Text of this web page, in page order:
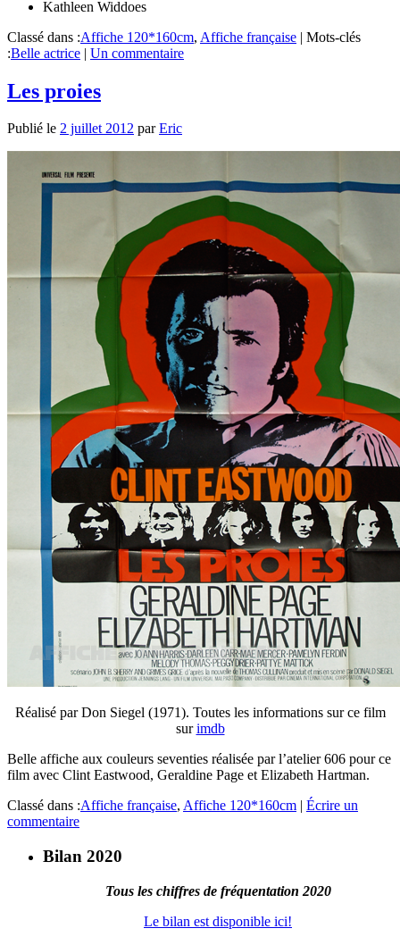
Kathleen Widdoes
Classé dans :Affiche 120*160cm, Affiche française | Mots-clés
:Belle actrice | Un commentaire
Les proies
Publié le 2 juillet 2012 parEric
Réalisé par Don Siegel (1971). Toutes les informations sur ce film
surimdb
Belle affiche aux couleurs seventies réalisée par l’atelier 606 pour ce
film avec Clint Eastwood, Geraldine Page et Elizabeth Hartman.
Classé dans :Affiche française, Affiche 120*160cm | Écrire un
commentaire
Bilan 2020
Tous les chiffres de fréquentation 2020
Le bilan est disponible ici!